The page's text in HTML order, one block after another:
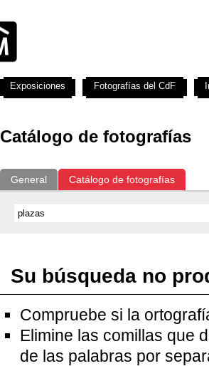
Catálogo de fotografías
General Catálogo de fotografías
Su búsqueda no
Compruebe si la
Elimine las comillas que
de las palabras por
Exposiciones Fotografías del CdF